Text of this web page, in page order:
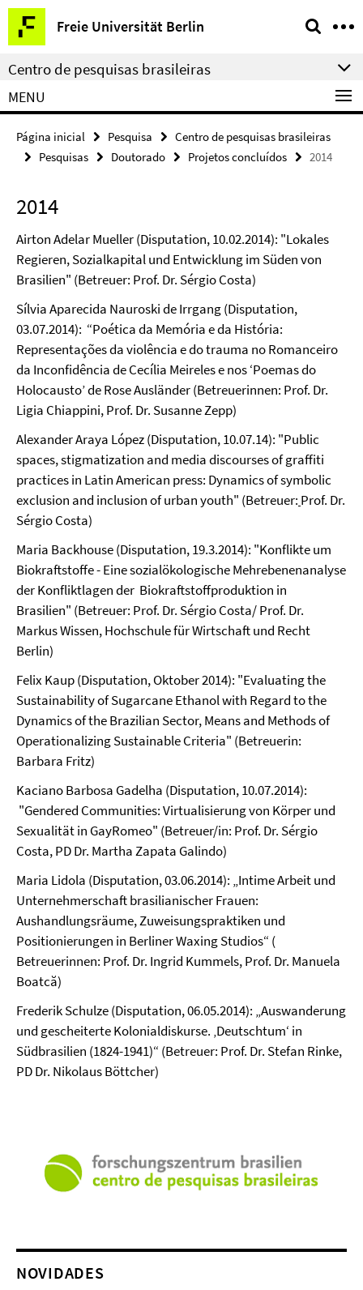
Springe
direkt
zu
Inhalt
Freie Universität Berlin
Serviço
de
navegação
Centro de pesquisas brasileiras
MENU
Página inicial Pesquisa
Centro de pesquisas brasileiras
Pesquisas
Doutorado Projetos concluídos 2014
2014
Airton Adelar Mueller (Disputation, 10.02.2014): "Lokales
Regieren, Sozialkapital und Entwicklung im Süden von
Brasilien" (Betreuer: Prof. Dr. Sérgio Costa)
Sílvia Aparecida Nauroski de Irrgang (Disputation,
03.07.2014): “Poética da Memória e da História:
Representações da violência e do trauma no Romanceiro
da Inconfidência de Cecília Meireles e nos ‘Poemas do
Holocausto’ de Rose Ausländer (Betreuerinnen: Prof. Dr.
Ligia Chiappini, Prof. Dr. Susanne Zepp)
Alexander Araya López (Disputation, 10.07.14): "Public
spaces, stigmatization and media discourses of graffiti
practices in Latin American press: Dynamics of symbolic
exclusion and inclusion of urban youth" (Betreuer: Prof. Dr.
Sérgio Costa)
Maria Backhouse (Disputation, 19.3.2014): "Konflikte um
Biokraftstoffe - Eine sozialökologische Mehrebenenanalyse
der Konfliktlagen der Biokraftstoffproduktion in
Brasilien" (Betreuer: Prof. Dr. Sérgio Costa/ Prof. Dr.
Markus Wissen, Hochschule für Wirtschaft und Recht
Berlin)
Felix Kaup (Disputation, Oktober 2014): "Evaluating the
Sustainability of Sugarcane Ethanol with Regard to the
Dynamics of the Brazilian Sector, Means and Methods of
Operationalizing Sustainable Criteria" (Betreuerin:
Barbara Fritz)
Kaciano Barbosa Gadelha (Disputation, 10.07.2014):
"Gendered Communities: Virtualisierung von Körper und
Sexualität in GayRomeo" (Betreuer/in: Prof. Dr. Sérgio
Costa, PD Dr. Martha Zapata Galindo)
Maria Lidola (Disputation, 03.06.2014): „Intime Arbeit und
Unternehmerschaft brasilianischer Frauen:
Aushandlungsräume, Zuweisungspraktiken und
Positionierungen in Berliner Waxing Studios“ (
Betreuerinnen: Prof. Dr. Ingrid Kummels, Prof. Dr. Manuela
Boatcă)
Frederik Schulze (Disputation, 06.05.2014): „Auswanderung
und gescheiterte Kolonialdiskurse. ‚Deutschtum‘ in
Südbrasilien (1824-1941)“ (Betreuer: Prof. Dr. Stefan Rinke,
PD Dr. Nikolaus Böttcher)
NOVIDADES